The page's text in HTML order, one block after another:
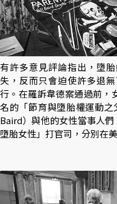
有許多意見評論指出，墮
失，反而只會迫使許多退
行。在羅訴韋德案通過前，
名的「節育與墮胎權運動
Baird）與他的女性當事人
墮胎女性」打官司，分別在